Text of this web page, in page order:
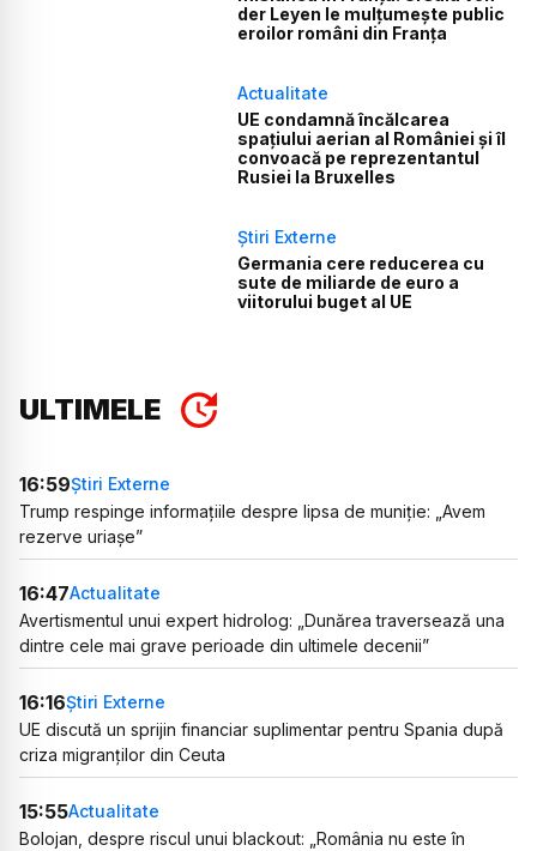
der Leyen le mulțumește public
eroilor români din Franța
Actualitate
UE condamnă încălcarea
spațiului aerian al României și îl
convoacă pe reprezentantul
Rusiei la Bruxelles
Știri Externe
Germania cere reducerea cu
sute de miliarde de euro a
viitorului buget al UE
ULTIMELE
16:59Știri Externe
Trump respinge informațiile despre lipsa de muniție: „Avem
rezerve uriașe”
16:47Actualitate
Avertismentul unui expert hidrolog: „Dunărea traversează una
dintre cele mai grave perioade din ultimele decenii”
16:16Știri Externe
UE discută un sprijin financiar suplimentar pentru Spania după
criza migranților din Ceuta
15:55Actualitate
Bolojan, despre riscul unui blackout: „România nu este în